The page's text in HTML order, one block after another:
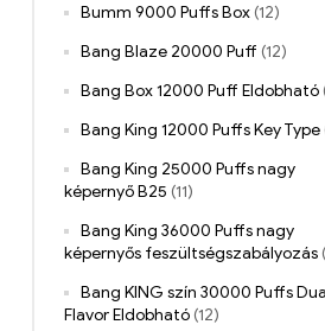
Bumm 9000 Puffs Box (12)
Bang Blaze 20000 Puff (12)
Bang Box 12000 Puff Eldobható
Bang King 12000 Puffs Key Type
Bang King 25000 Puffs nagy
képernyő B25 (11)
Bang King 36000 Puffs nagy
képernyős feszültségszabályozás
Bang KING szín 30000 Puffs
Flavor Eldobható (12)